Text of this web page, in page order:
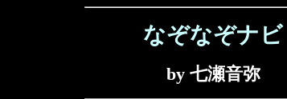
なぞなぞナビ
by 七瀬音弥